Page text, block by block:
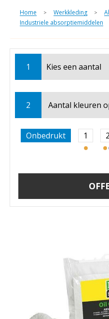
Home > Werkkleding >
Industriele absorptiemiddelen
1 Kies een aantal
2 Aantal kleuren
Onbedrukt 1 2